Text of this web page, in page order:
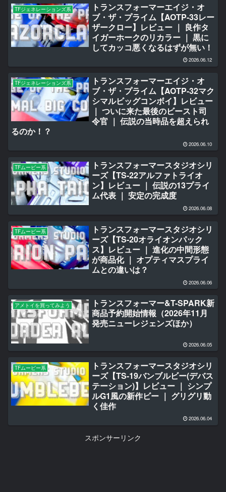
TFジェネレーションズ系
トランスフォーマーエイジ・オ
ブ・ザ・プライム【AOTP-33レー
ザークロー】レビュー ｜ 良作タ
イガーホークのリカラー ｜ 黒に
してカッコ悪くなるはずが無い！
2026.06.12
TFジェネレーションズ系
トランスフォーマーエイジ・オ
ブ・ザ・プライム【AOTP-32マク
シマルビッグコンボイ】レビュー
｜ ついに来た最後のビースト司
令官 ｜ 伝説の当時品を超えられ
るのか！？
2026.06.10
TFムービー系
トランスフォーマースタジオシリ
ーズ【TS-22アルファトライオ
ン】レビュー ｜ 伝説の13プライ
ム代表 ｜ 安定の完成度
2026.06.08
TFムービー系
トランスフォーマースタジオシリ
ーズ【TS-20オライオンパック
ス】レビュー ｜ 進化の中間形態
が商品化 ｜ オプティマスプライ
ムとの違いは？
2026.06.06
アメトイを買ってみよう
トランスフォーマー&T-SPARK新
商品予約開始情報（2026年11月
発売ニューレジェンズほか）
2026.06.05
TFムービー系
トランスフォーマースタジオシリ
ーズ【TS-19バンブルビー(デバス
テーション)】レビュー ｜ シンプ
ルG1風の新作ビー ｜ グリグリ動
く佳作
2026.06.04
スポンサーリンク